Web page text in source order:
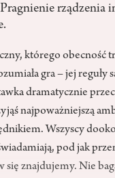
rządzenia
którego obecność
gra – jej reguły
dramatycznie
najpoważniejszą
Wszyscy
pod jak
znajdujemy. Nie